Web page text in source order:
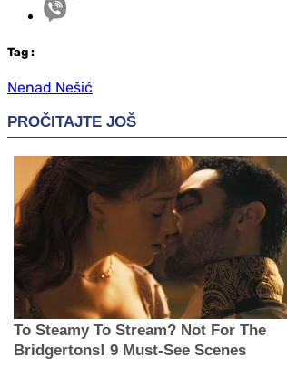
Tag :
Nenad Nešić